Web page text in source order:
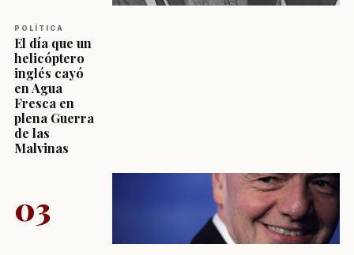
POLÍTICA
El día que un
helicóptero
inglés cayó
en Agua
Fresca en
plena Guerra
de las
Malvinas
03